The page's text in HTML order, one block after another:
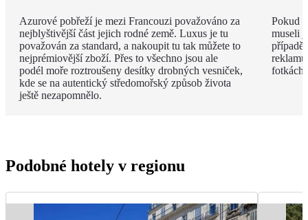
Azurové pobřeží je mezi Francouzi považováno za
nejblyštivější část jejich rodné země. Luxus je tu
považován za standard, a nakoupit tu tak můžete to
nejprémiovější zboží. Přes to všechno jsou ale
podél moře roztroušeny desítky drobných vesniček,
kde se na autentický středomořský způsob života
ještě nezapomnělo.
Pokud
museli
případě
fotkách!
Podobné hotely v regionu